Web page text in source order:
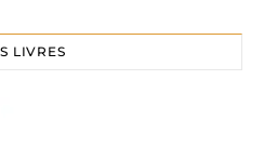
LIVRES